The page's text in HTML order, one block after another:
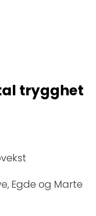
trygghet
Egde og Marte